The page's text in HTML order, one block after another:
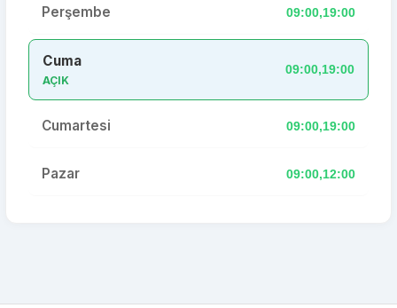
Perşembe 09:00,19:00
Cuma
AÇIK
09:00,19:00
Cumartesi 09:00,19:00
Pazar 09:00,12:00